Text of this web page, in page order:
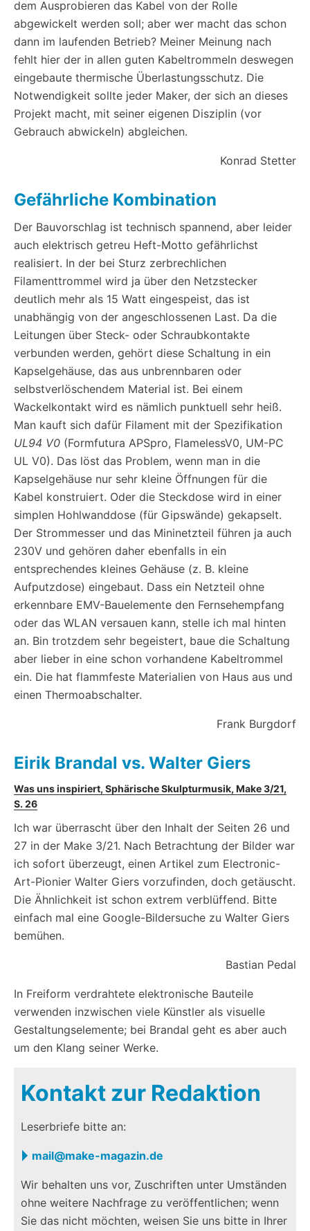
dem Ausprobieren das Kabel von der Rolle
abgewickelt werden soll; aber wer macht das schon
dann im laufenden Betrieb? Meiner Meinung nach
fehlt hier der in allen guten Kabeltrommeln deswegen
eingebaute thermische Überlastungsschutz. Die
Notwendigkeit sollte jeder Maker, der sich an dieses
Projekt macht, mit seiner eigenen Disziplin (vor
Gebrauch abwickeln) abgleichen.
Konrad Stetter
Gefährliche Kombination
Der Bauvorschlag ist technisch spannend, aber leider
auch elektrisch getreu Heft-Motto gefährlichst
realisiert. In der bei Sturz zerbrechlichen
Filamenttrommel wird ja über den Netzstecker
deutlich mehr als 15 Watt eingespeist, das ist
unabhängig von der angeschlossenen Last. Da die
Leitungen über Steck- oder Schraubkontakte
verbunden werden, gehört diese Schaltung in ein
Kapselgehäuse, das aus unbrennbaren oder
selbstverlöschendem Material ist. Bei einem
Wackelkontakt wird es nämlich punktuell sehr heiß.
Man kauft sich dafür Filament mit der Spezifikation
UL94 V0 (Formfutura APSpro, FlamelessV0, UM-PC
UL V0). Das löst das Problem, wenn man in die
Kapselgehäuse nur sehr kleine Öffnungen für die
Kabel konstruiert. Oder die Steckdose wird in einer
simplen Hohlwanddose (für Gipswände) gekapselt.
Der Strommesser und das Mininetzteil führen ja auch
230V und gehören daher ebenfalls in ein
entsprechendes kleines Gehäuse (z. B. kleine
Aufputzdose) eingebaut. Dass ein Netzteil ohne
erkennbare EMV-Bauelemente den Fernsehempfang
oder das WLAN versauen kann, stelle ich mal hinten
an. Bin trotzdem sehr begeistert, baue die Schaltung
aber lieber in eine schon vorhandene Kabeltrommel
ein. Die hat flammfeste Materialien von Haus aus und
einen Thermoabschalter.
Frank Burgdorf
Eirik Brandal vs. Walter Giers
Was uns inspiriert, Sphärische Skulpturmusik, Make 3/21,
S. 26
Ich war überrascht über den Inhalt der Seiten 26 und
27 in der Make 3/21. Nach Betrachtung der Bilder war
ich sofort überzeugt, einen Artikel zum Electronic-
Art-Pionier Walter Giers vorzufinden, doch getäuscht.
Die Ähnlichkeit ist schon extrem verblüffend. Bitte
einfach mal eine Google-Bildersuche zu Walter Giers
bemühen.
Bastian Pedal
In Freiform verdrahtete elektronische Bauteile
verwenden inzwischen viele Künstler als visuelle
Gestaltungselemente; bei Brandal geht es aber auch
um den Klang seiner Werke.
Kontakt zur Redaktion
Leserbriefe bitte an:
mail@make-magazin.de
Wir behalten uns vor, Zuschriften unter Umständen
ohne weitere Nachfrage zu veröffentlichen; wenn
Sie das nicht möchten, weisen Sie uns bitte in Ihrer